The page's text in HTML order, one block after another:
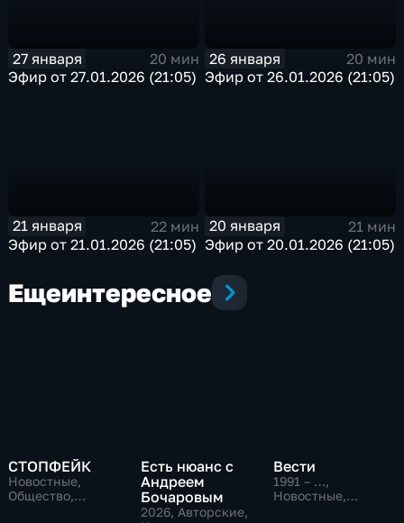
27 января
20 мин
Эфир от 27.01.2026 (21:05)
26 января
20 мин
Эфир от 26.01.2026 (21:05)
21 января
22 мин
Эфир от 21.01.2026 (21:05)
20 января
21 мин
Эфир от 20.01.2026 (21:05)
Ещеинтересное
СТОПФЕЙК
Новостные,
Общество,
Есть нюанс с
Андреем
Бочаровым
2026, Авторские,
Вести
1991 – …,
Новостные,